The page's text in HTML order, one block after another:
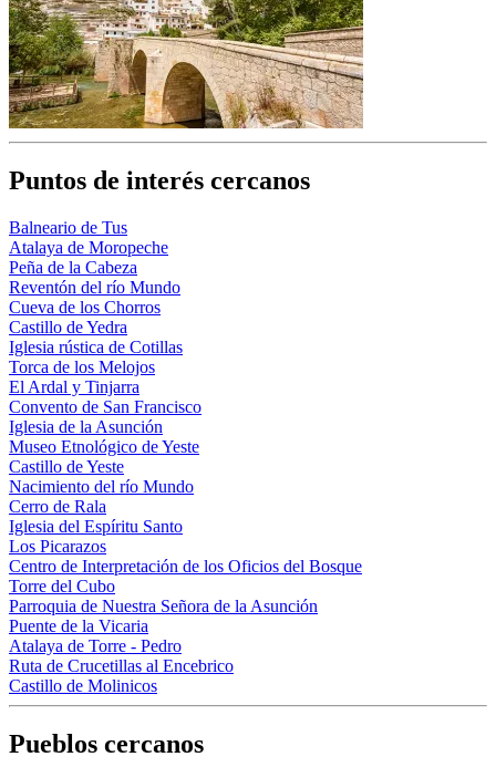
Puntos de interés cercanos
Balneario de Tus
Atalaya de Moropeche
Peña de la Cabeza
Reventón del río Mundo
Cueva de los Chorros
Castillo de Yedra
Iglesia rústica de Cotillas
Torca de los Melojos
El Ardal y Tinjarra
Convento de San Francisco
Iglesia de la Asunción
Museo Etnológico de Yeste
Castillo de Yeste
Nacimiento del río Mundo
Cerro de Rala
Iglesia del Espíritu Santo
Los Picarazos
Centro de Interpretación de los Oficios del Bosque
Torre del Cubo
Parroquia de Nuestra Señora de la Asunción
Puente de la Vicaria
Atalaya de Torre - Pedro
Ruta de Crucetillas al Encebrico
Castillo de Molinicos
Pueblos cercanos